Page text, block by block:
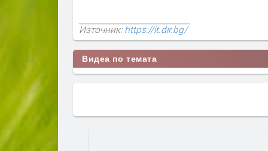
Източник:https://it.dir.bg/
Видеа по темата